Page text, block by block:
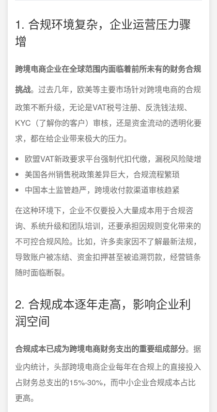
1. 合规环境复杂，企业运营压力骤
增
跨境电商企业在全球范围内面临着前所未有的财务合规
挑战。过去几年，欧美等主要市场针对跨境电商的合规
政策不断升级，无论是VAT税号注册、反洗钱法规、
KYC（了解你的客户）审核，还是资金流动的透明化要
求，都在给企业带来极大的压力。
欧盟VAT新政要求平台强制代扣代缴，漏税风险陡增
美国各州销售税政策差异巨大，合规流程繁琐
中国本土监管趋严，跨境收付款渠道审核趋紧
在这种环境下，企业不仅要投入大量成本用于合规咨
询、系统升级和团队培训，还要承担因规则变化带来的
不可控合规风险。比如，许多卖家因不了解最新法规，
导致账户被冻结、资金扣押甚至被追溯罚款，经营链条
随时面临断裂。
2. 合规成本逐年走高，影响企业利
润空间
合规成本已成为跨境电商财务支出的重要组成部分。据
业内统计，头部跨境电商企业每年在合规上的直接投入
占财务总支出的15%-30%，而中小企业合规成本占比
更高。